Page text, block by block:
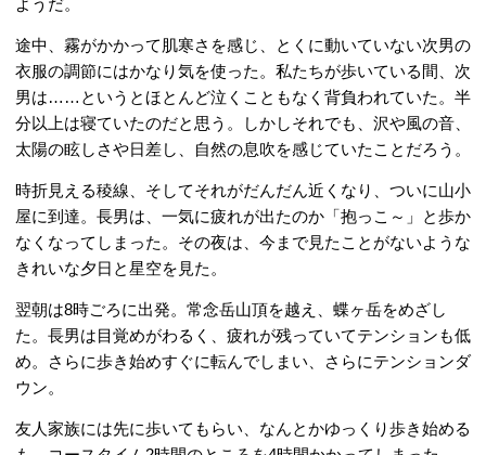
ようだ。
途中、霧がかかって肌寒さを感じ、とくに動いていない次男の
衣服の調節にはかなり気を使った。私たちが歩いている間、次
男は……というとほとんど泣くこともなく背負われていた。半
分以上は寝ていたのだと思う。しかしそれでも、沢や風の音、
太陽の眩しさや日差し、自然の息吹を感じていたことだろう。
時折見える稜線、そしてそれがだんだん近くなり、ついに山小
屋に到達。長男は、一気に疲れが出たのか「抱っこ～」と歩か
なくなってしまった。その夜は、今まで見たことがないような
きれいな夕日と星空を見た。
翌朝は8時ごろに出発。常念岳山頂を越え、蝶ヶ岳をめざし
た。長男は目覚めがわるく、疲れが残っていてテンションも低
め。さらに歩き始めすぐに転んでしまい、さらにテンションダ
ウン。
友人家族には先に歩いてもらい、なんとかゆっくり歩き始める